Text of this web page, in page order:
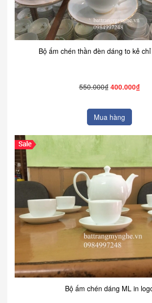
Bộ ấm chén thần đèn dáng to kẻ
550.000₫ 400.000₫
Mua hàng
Bộ ấm chén dáng ML in